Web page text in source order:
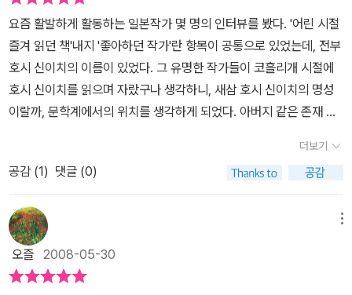
화되는 주제나 소재 그리고 작품 전반에 흐르는 어떠한 기조등이 분
명히 존재한다는 느낌이 들었다.책 말미에 아라마키 요시오가 쓴 해
설을 보더라도 이 책은 그러한 면에 많은 초점을 맞춘것으로 보여진
다. 요시오는 해설에서 발상의 전환을 항상 끊임없이 시도하는 호시
신이치야말로 진정한 '상식 분쇄기'란 표현을 썼다. 필자도 그 말이 신
이치를 가장 잘 표현한 말이라는데 공감하는 바이다. 이러한 발상의
전환이 가장 잘 나타난 작품들은 개인적으로 '괴독X'와 '의뢰인' 같은
것들이라고 생각한다. 약간 비슷한 구조를 지닌 두 이야기는 충분히
하다. 그 좋은 머리로 소설을 썼기에 망정이지 실제로 범죄에 악용했
더라면?그 외 '새로운 장치', '감사의 나날', '진보', '번호를 불러주세요'
등등의 작품에서는 지금보다는 훨씬 더 편리해진 머나먼 미래사회에
관한 이야기들이다. 역시 호시 신이치의 풍부한 상상력에 기초한 산
요즘 활발하게 활동하는 일본작가 몇 명의 인터뷰를 봤다. '어린 시절
즐겨 읽던 책'내지 '좋아하던 작가'란 항목이 공통으로 있었는데, 전부
호시 신이치의 이름이 있었다. 그 유명한 작가들이 코흘리개 시절에
호시 신이치를 읽으며 자랐구나 생각하니, 새삼 호시 신이치의 명성
이랄까, 문학계에서의 위치를 생각하게 되었다. 아버지 같은 존재 아
이다. '한 줌의 미래'란 제목을 보고 짐작은 했겠지만, 미래를 배경으
로 한 SF적인 작품이 많다. 인상적인 작품은 [폭발](p.90), [장거리
통근시대](p.85), [감사의 나날](p.136)이다. [폭발]은 폭발적인 인
구증가 때문에 좁디좁은 공간에 살게 된 미래 사람들의 모습을 그린
다. '단추를 누르면 벽에서 나온 판이 방을 상하로 나누는 것'(p.92)처
럼 효율적으로 공간이 활용되기 때문에 큰 불편함은 없다. 묘사되는
미래의 삶은 이상하게 '현실적'이다. 머지않아 현실화 될 것만 같은 느
더보기
공감 (1) 댓글 (0)
오즐 2008-05-30